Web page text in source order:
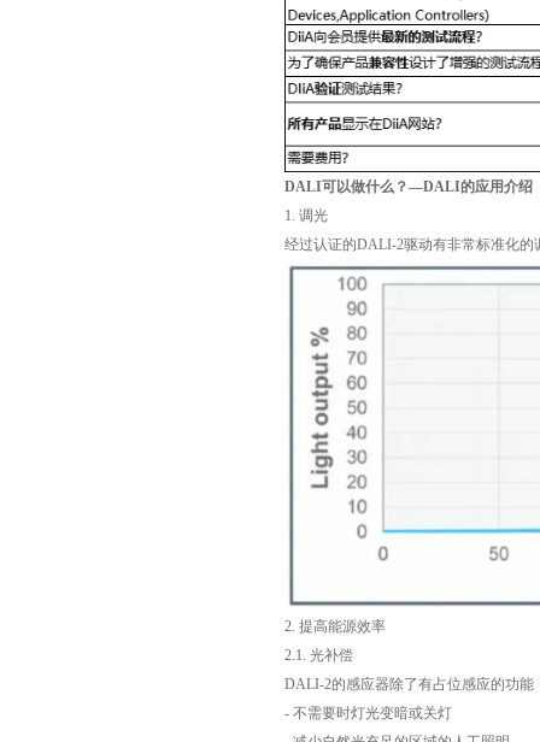
DALI可以做什么？—DALI的应用介绍
1. 调光
经过认证的DALI-2驱动有非常标准化
2. 提高能源效率
2.1. 光补偿
DALI-2的感应器除了有占位感应的功
- 不需要时灯光变暗或关灯